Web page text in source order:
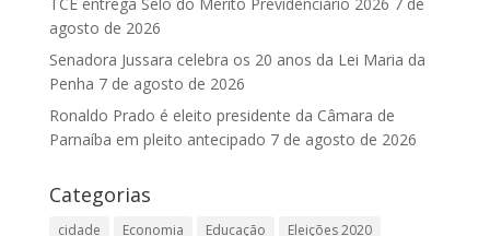
agosto de 2026
Senadora Jussara celebra os 20 anos da Lei Maria da
Penha 7 de agosto de 2026
Ronaldo Prado é eleito presidente da Câmara de
Parnaíba em pleito antecipado 7 de agosto de 2026
Categorias
cidade Economia Educação
Eleições 2020